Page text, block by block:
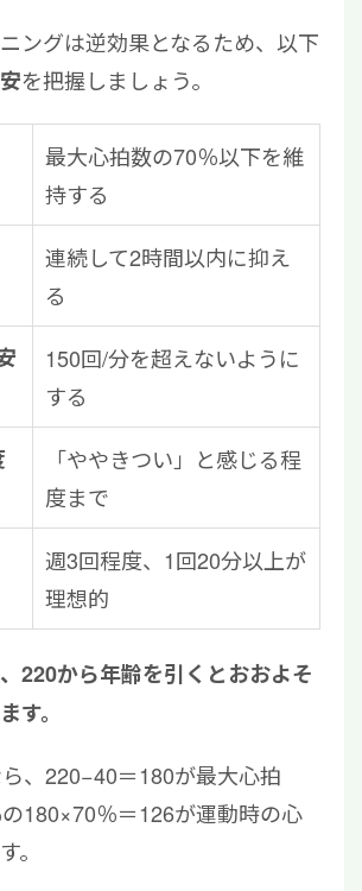
ングは逆効果となるため、以下
を把握しましょう。
最大心拍数の70％以下を維
持する
連続して2時間以内に抑え
る
150回/分を超えないように
する
「ややきつい」と感じる程
度まで
週3回程度、1回20分以上が
理想的
220から年齢を引くとおおよそ
す。
、220−40＝180が最大心拍
180×70％＝126が運動時の心
。